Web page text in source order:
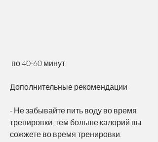
по 40-60 минут.
Дополнительные рекомендации
- Не забывайте пить воду во время
тренировки, тем больше калорий вы
сожжете во время тренировки.